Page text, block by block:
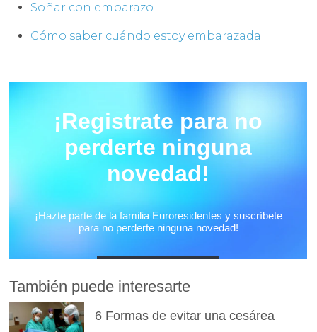
Soñar con embarazo
Cómo saber cuándo estoy embarazada
También puede interesarte
6 Formas de evitar una cesárea